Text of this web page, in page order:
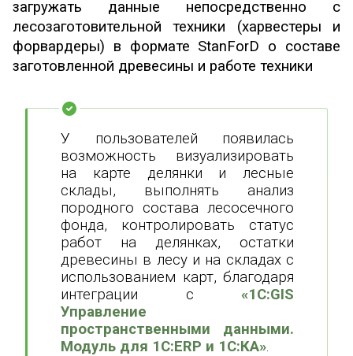
загружать данные непосредственно с
лесозаготовительной техники (харвестеры и
форвардеры) в формате StanForD о составе
заготовленной древесины и работе техники
У пользователей появилась
возможность визуализировать
на карте делянки и лесные
склады, выполнять анализ
породного состава лесосечного
фонда, контролировать статус
работ на делянках, остатки
древесины в лесу и на складах с
использованием карт, благодаря
интеграции с «1С:GIS
Управление
пространственными данными.
Модуль для 1С:ERP и 1С:КА».